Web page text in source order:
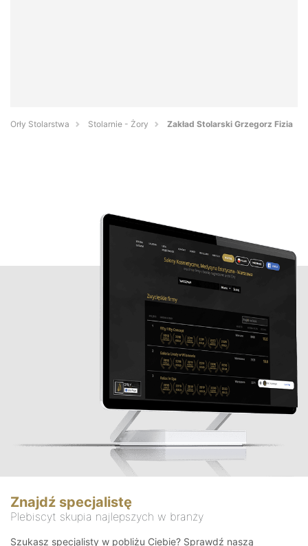
Orły Stolarstwa Stolarnie - Żory Zakład Stolarski Grzegorz Fizia
Znajdź specjalistę
Plebiscyt skupia najlepszych w branży
Szukasz specjalisty w pobliżu Ciebie? Sprawdź naszą